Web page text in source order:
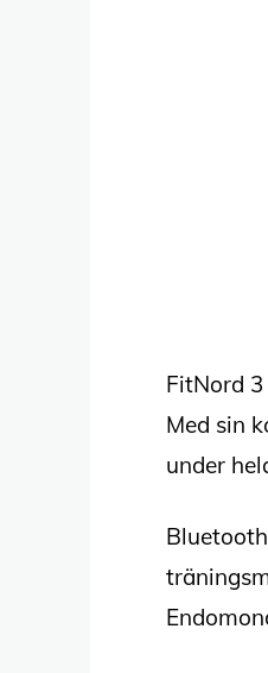
FitNord
Med sin
under